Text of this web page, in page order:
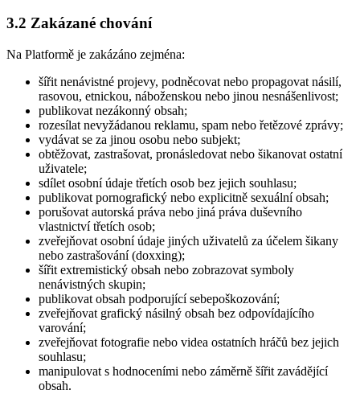
3.2 Zakázané chování
Na Platformě je zakázáno zejména:
šířit nenávistné projevy, podněcovat nebo propagovat násilí,
rasovou, etnickou, náboženskou nebo jinou nesnášenlivost;
publikovat nezákonný obsah;
rozesílat nevyžádanou reklamu, spam nebo řetězové zprávy;
vydávat se za jinou osobu nebo subjekt;
obtěžovat, zastrašovat, pronásledovat nebo šikanovat ostatní
uživatele;
sdílet osobní údaje třetích osob bez jejich souhlasu;
publikovat pornografický nebo explicitně sexuální obsah;
porušovat autorská práva nebo jiná práva duševního
vlastnictví třetích osob;
zveřejňovat osobní údaje jiných uživatelů za účelem šikany
nebo zastrašování (doxxing);
šířit extremistický obsah nebo zobrazovat symboly
nenávistných skupin;
publikovat obsah podporující sebepoškozování;
zveřejňovat grafický násilný obsah bez odpovídajícího
varování;
zveřejňovat fotografie nebo videa ostatních hráčů bez jejich
souhlasu;
manipulovat s hodnoceními nebo záměrně šířit zavádějící
obsah.